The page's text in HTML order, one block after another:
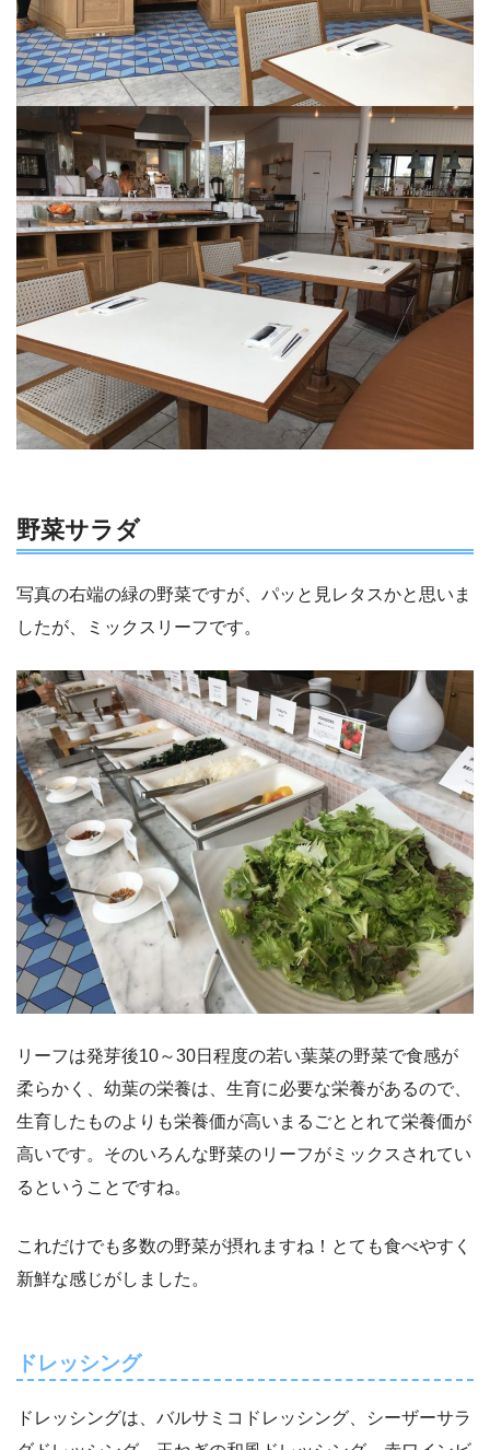
野菜サラダ
写真の右端の緑の野菜ですが、パッと見レタスかと思いま
したが、ミックスリーフです。
リーフは発芽後10～30日程度の若い葉菜の野菜で食感が
柔らかく、幼葉の栄養は、生育に必要な栄養があるので、
生育したものよりも栄養価が高いまるごととれて栄養価が
高いです。そのいろんな野菜のリーフがミックスされてい
るということですね。
これだけでも多数の野菜が摂れますね！とても食べやすく
新鮮な感じがしました。
ドレッシング
ドレッシングは、バルサミコドレッシング、シーザーサラ